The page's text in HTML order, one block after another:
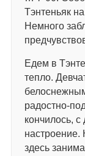
Тэнтеньяк
Немного
Едем в
тепло.
радостно-
кончилось,
настроение.
здесь